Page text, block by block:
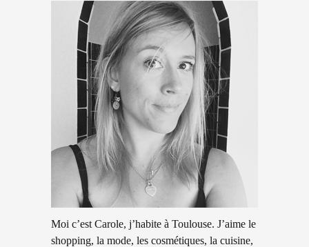
Moi c’est Carole, j’habite à Toulouse. J’aime le
shopping, la mode, les cosmétiques, la cuisine,